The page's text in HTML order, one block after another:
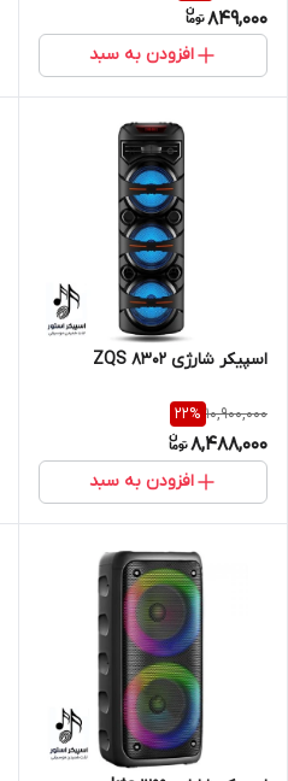
849,000
افزودن به سبد
اسپیکر شارژی ZQS 8302
10,900,000
22%
8,488,000
افزودن به سبد